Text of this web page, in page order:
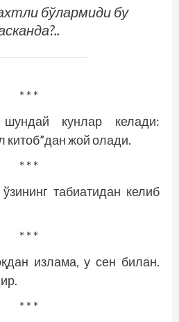
бўлармиди бу
* * *
кунлар келади:
китоб”дан жой олади.
* * *
табиатидан келиб
* * *
излама, у сен билан.
* * *